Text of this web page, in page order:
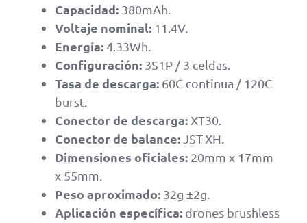
Capacidad: 380mAh.
Voltaje nominal: 11.4V.
Energía:4.33Wh.
Configuración: 3S1P / 3 celdas.
Tasa de descarga: 60C continua / 120C
burst.
Conector de descarga: XT30.
Conector de balance: JST-XH.
Dimensiones oficiales: 20mm x 17mm
x 55mm.
Peso aproximado: 32g ±2g.
Aplicación específica: drones brushless